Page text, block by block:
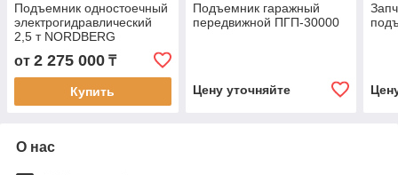
Подъемник одностоечный
электрогидравлический
2,5 т NORDBERG
от 2 275 000 ₸
Купить
Подъемник гаражный
передвижной ПГП-30000
Цену уточняйте
О нас